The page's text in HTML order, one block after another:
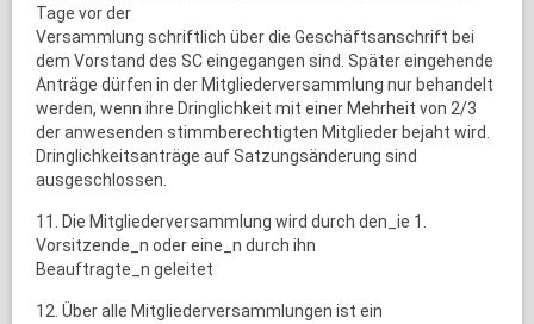
Tage vor der
Versammlung schriftlich über die Geschäftsanschrift bei
dem Vorstand des SC eingegangen sind. Später eingehende
Anträge dürfen in der Mitgliederversammlung nur behandelt
werden, wenn ihre Dringlichkeit mit einer Mehrheit von 2/3
der anwesenden stimmberechtigten Mitglieder bejaht wird.
Dringlichkeitsanträge auf Satzungsänderung sind
ausgeschlossen.
11. Die Mitgliederversammlung wird durch den_ie 1.
Vorsitzende_n oder eine_n durch ihn
Beauftragte_n geleitet
12. Über alle Mitgliederversammlungen ist ein